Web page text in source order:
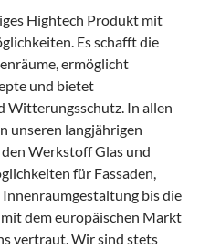
Hightech Produkt mit
Es schafft die
ermöglicht
und bietet
Witterungsschutz. In allen
unseren langjährigen
Werkstoff Glas und
für Fassaden,
bis die
dem europäischen Markt
vertraut. Wir sind stets